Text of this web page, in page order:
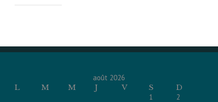
août 2026
L
M M J V S
D
1
2